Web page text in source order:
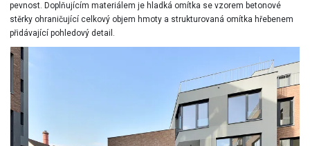
pevnost. Doplňujícím materiálem je hladká omítka se vzorem betonové
stěrky ohraničující celkový objem hmoty a strukturovaná omítka hřebenem
přidávající pohledový detail.